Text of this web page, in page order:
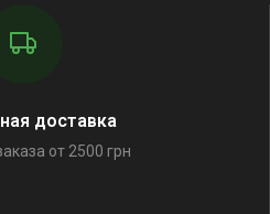
доставка
от 2500 грн